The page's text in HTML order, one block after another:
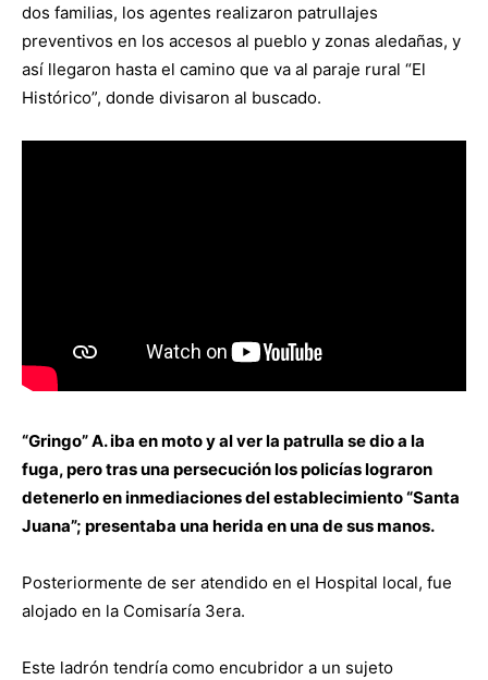
dos familias, los agentes realizaron patrullajes
preventivos en los accesos al pueblo y zonas aledañas, y
así llegaron hasta el camino que va al paraje rural “El
Histórico”, donde divisaron al buscado.
“Gringo” A. iba en moto y al ver la patrulla se dio a la
fuga, pero tras una persecución los policías lograron
detenerlo en inmediaciones del establecimiento “Santa
Juana”; presentaba una herida en una de sus manos.
Posteriormente de ser atendido en el Hospital local, fue
alojado en la Comisaría 3era.
Este ladrón tendría como encubridor a un sujeto